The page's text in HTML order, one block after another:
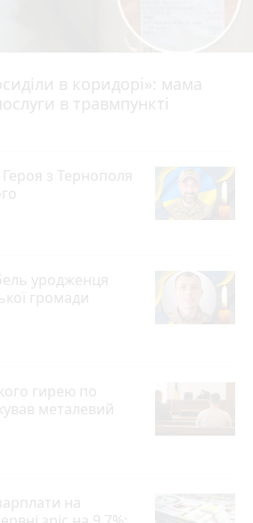
в коридорі»: мама
в травмпункті
з Тернополя
уродженця
громади
гирею по
металевий
на